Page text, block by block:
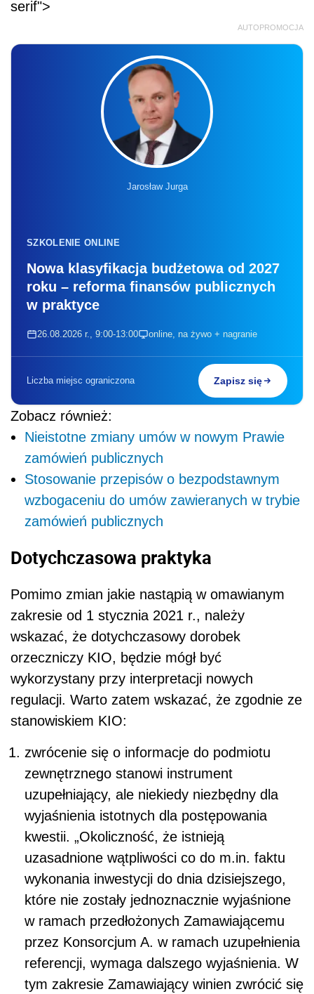
serif">
AUTOPROMOCJA
Jarosław Jurga
SZKOLENIE ONLINE
Nowa klasyfikacja budżetowa od 2027
roku – reforma finansów publicznych
w praktyce
26.08.2026 r., 9:00-13:00 online, na żywo + nagranie
Liczba miejsc ograniczona Zapisz się
Zobacz również:
Nieistotne zmiany umów w nowym Prawie
zamówień publicznych
Stosowanie przepisów o bezpodstawnym
wzbogaceniu do umów zawieranych w trybie
zamówień publicznych
Dotychczasowa praktyka
Pomimo zmian jakie nastąpią w omawianym
zakresie od 1 stycznia 2021 r., należy
wskazać, że dotychczasowy dorobek
orzeczniczy KIO, będzie mógł być
wykorzystany przy interpretacji nowych
regulacji. Warto zatem wskazać, że zgodnie ze
stanowiskiem KIO:
zwrócenie się o informacje do podmiotu
zewnętrznego stanowi instrument
uzupełniający, ale niekiedy niezbędny dla
wyjaśnienia istotnych dla postępowania
kwestii. „Okoliczność, że istnieją
uzasadnione wątpliwości co do m.in. faktu
wykonania inwestycji do dnia dzisiejszego,
które nie zostały jednoznacznie wyjaśnione
w ramach przedłożonych Zamawiającemu
przez Konsorcjum A. w ramach uzupełnienia
referencji, wymaga dalszego wyjaśnienia. W
tym zakresie Zamawiający winien zwrócić się